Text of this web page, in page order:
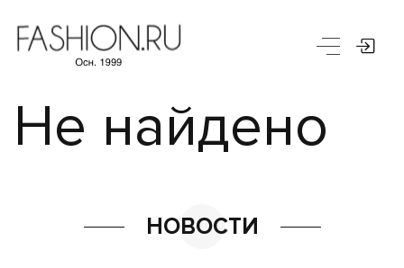
Не найдено
НОВОСТИ